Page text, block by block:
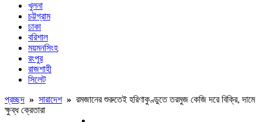
খুলনা
চট্টগ্রাম
ঢাকা
বরিশাল
ময়মনসিংহ
রংপুর
রাজশাহী
সিলেট
প্রচ্ছদ » সারাদেশ» রমজানের শুরুতেই হরিণাকুণ্ডুতে তরমুজ কেজি দরে বিক্রি, দামে
ক্ষুব্ধ ক্রেতারা